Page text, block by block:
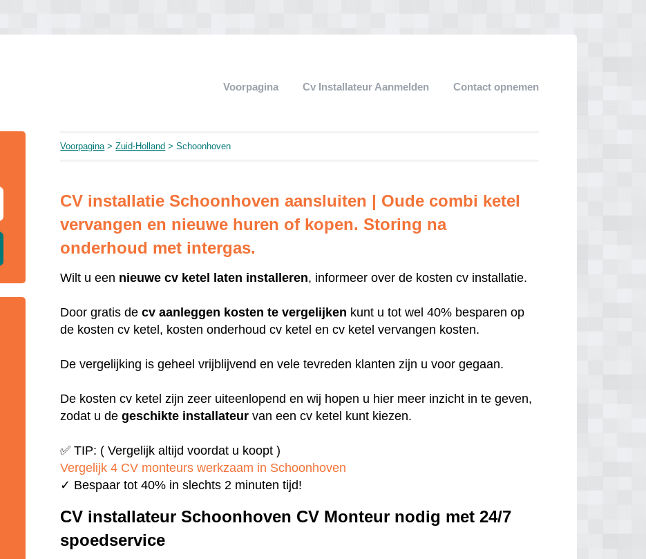
Voorpagina Cv Installateur Aanmelden Contact opnemen
Voorpagina>Zuid-Holland > Schoonhoven
CV installatie Schoonhoven aansluiten | Oude combi ketel
vervangen en nieuwe huren of kopen. Storing na
onderhoud met intergas.
Wilt u een nieuwe cv ketel laten installeren, informeer over de kosten cv installatie.
Door gratis decv aanleggen kosten te vergelijken kunt u tot wel 40% besparen op
de kosten cv ketel, kosten onderhoud cv ketel en cv ketel vervangen kosten.
De vergelijking is geheel vrijblijvend en vele tevreden klanten zijn u voor gegaan.
De kosten cv ketel zijn zeer uiteenlopend en wij hopen u hier meer inzicht in te geven,
zodat u degeschikte installateur van een cv ketel kunt kiezen.
✅ TIP: ( Vergelijk altijd voordat u koopt )
Vergelijk 4 CV monteurs werkzaam in Schoonhoven
✓ Bespaar tot 40% in slechts 2 minuten tijd!
CV installateur Schoonhoven CV Monteur nodig met 24/7
spoedservice